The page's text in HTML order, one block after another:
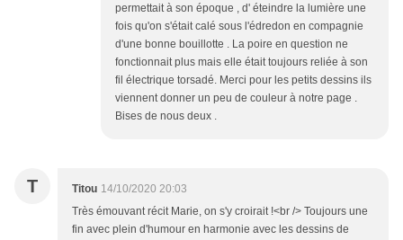
permettait à son époque , d' éteindre la lumière une
fois qu'on s'était calé sous l'édredon en compagnie
d'une bonne bouillotte . La poire en question ne
fonctionnait plus mais elle était toujours reliée à son
fil électrique torsadé. Merci pour les petits dessins ils
viennent donner un peu de couleur à notre page .
Bises de nous deux .
T Titou 14/10/2020 20:03
Très émouvant récit Marie, on s'y croirait !<br /> Toujours une
fin avec plein d'humour en harmonie avec les dessins de